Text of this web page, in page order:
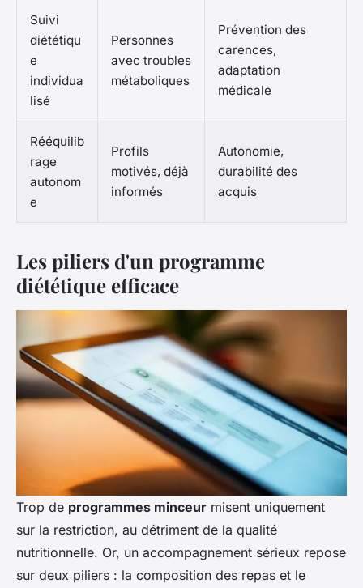
Suivi
diététiqu
e
individua
lisé
Personnes
avec troubles
métaboliques
Prévention des
carences,
adaptation
médicale
Rééquilib
rage
autonom
e
Profils
motivés, déjà
informés
Autonomie,
durabilité des
acquis
Les piliers d'un programme
diététique efficace
Trop de programmes minceur misent uniquement
sur la restriction, au détriment de la qualité
nutritionnelle. Or, un accompagnement sérieux repose
sur deux piliers : la composition des repas et le